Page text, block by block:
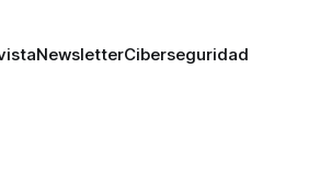
NewsletterCiberseguridad